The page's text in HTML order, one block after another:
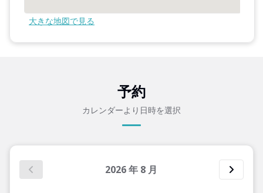
大きな地図で見る
予約
カレンダーより日時を選択
2026年 8月